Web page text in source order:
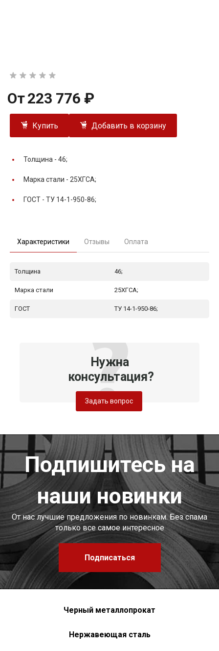
От223 776 ₽
Купить Добавить в корзину
Толщина - 46;
Марка стали - 25ХГСА;
ГОСТ - ТУ 14-1-950-86;
Характеристики Отзывы Оплата
Толщина 46;
Марка стали 25ХГСА;
ГОСТ ТУ 14-1-950-86;
Нужна
консультация?
Задать вопрос
Подпишитесь на
наши новинки
От нас лучшие предложения по новинкам. Без спама
только все самое интересное
Подписаться
Черный металлопрокат
Нержавеющая сталь